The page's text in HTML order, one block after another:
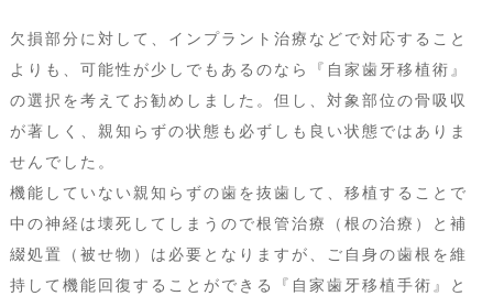
欠損部分に対して、インプラント治療などで対応すること
よりも、可能性が少しでもあるのなら『自家歯牙移植術』
の選択を考えてお勧めしました。但し、対象部位の骨吸収
が著しく、親知らずの状態も必ずしも良い状態ではありま
せんでした。
機能していない親知らずの歯を抜歯して、移植することで
中の神経は壊死してしまうので根管治療（根の治療）と補
綴処置（被せ物）は必要となりますが、ご自身の歯根を維
持して機能回復することができる『自家歯牙移植手術』と